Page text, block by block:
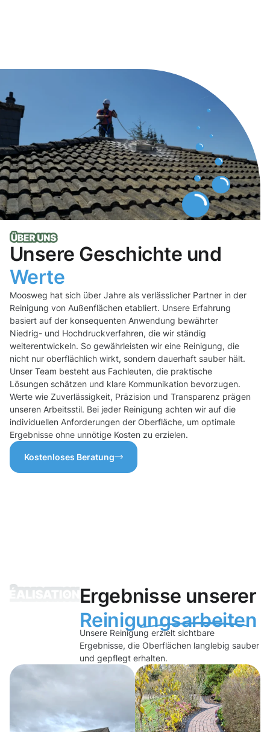
Unsere Geschichte und
Werte
Moosweg hat sich über Jahre als verlässlicher Partner in der
Reinigung von Außenflächen etabliert. Unsere Erfahrung
basiert auf der konsequenten Anwendung bewährter
Niedrig- und Hochdruckverfahren, die wir ständig
weiterentwickeln. So gewährleisten wir eine Reinigung, die
nicht nur oberflächlich wirkt, sondern dauerhaft sauber hält.
Unser Team besteht aus Fachleuten, die praktische
Lösungen schätzen und klare Kommunikation bevorzugen.
Werte wie Zuverlässigkeit, Präzision und Transparenz prägen
unseren Arbeitsstil. Bei jeder Reinigung achten wir auf die
individuellen Anforderungen der Oberfläche, um optimale
Ergebnisse ohne unnötige Kosten zu erzielen.
Kostenloses Beratung
Ergebnisse unserer
Reinigungsarbeiten
Unsere Reinigung erzielt sichtbare
Ergebnisse, die Oberflächen langlebig sauber
und gepflegt erhalten.